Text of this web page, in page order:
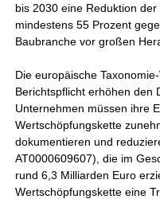
bis 2030 eine Reduktion
mindestens 55 Prozent
Baubranche vor großen
Die europäische
Berichtspflicht erhöhen den
Unternehmen müssen ihre
Wertschöpfungskette
dokumentieren und
AT0000609607), die im
rund 6,3 Milliarden Euro
Wertschöpfungskette eine